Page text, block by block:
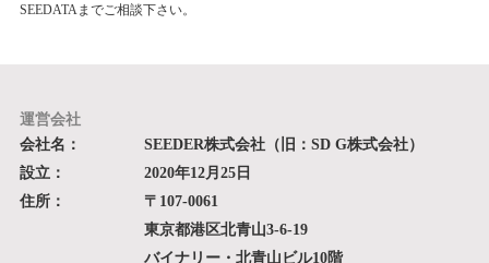
SEEDATAまでご相談下さい。
運営会社
会社名：
SEEDER株式会社（旧：SD G株式会社）
設立：
2020年12月25日
住所：
〒107-0061
東京都港区北青山3-6-19
バイナリー・北青山ビル10階